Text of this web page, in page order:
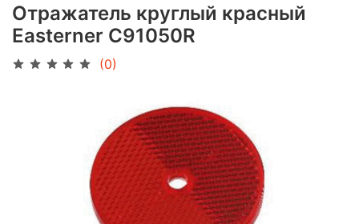
Отражатель круглый красный
Easterner C91050R
(0)